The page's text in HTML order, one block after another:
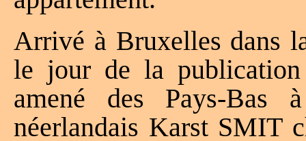
Arrivé à Bruxelles dans
le jour de la
amené des Pays-Bas
néerlandais Karst SMIT